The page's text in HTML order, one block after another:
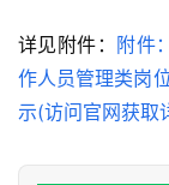
详见附件： 附件
作人员管理类岗
示(访问官网获取